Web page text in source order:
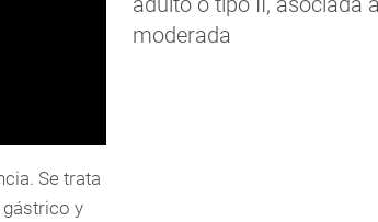
Se trata
y
moderada